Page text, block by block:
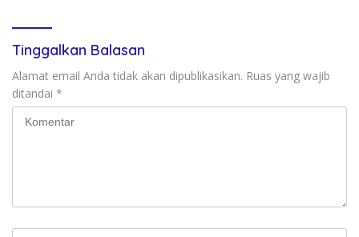
Tinggalkan Balasan
Alamat email Anda tidak akan dipublikasikan. Ruas yang wajib
ditandai *